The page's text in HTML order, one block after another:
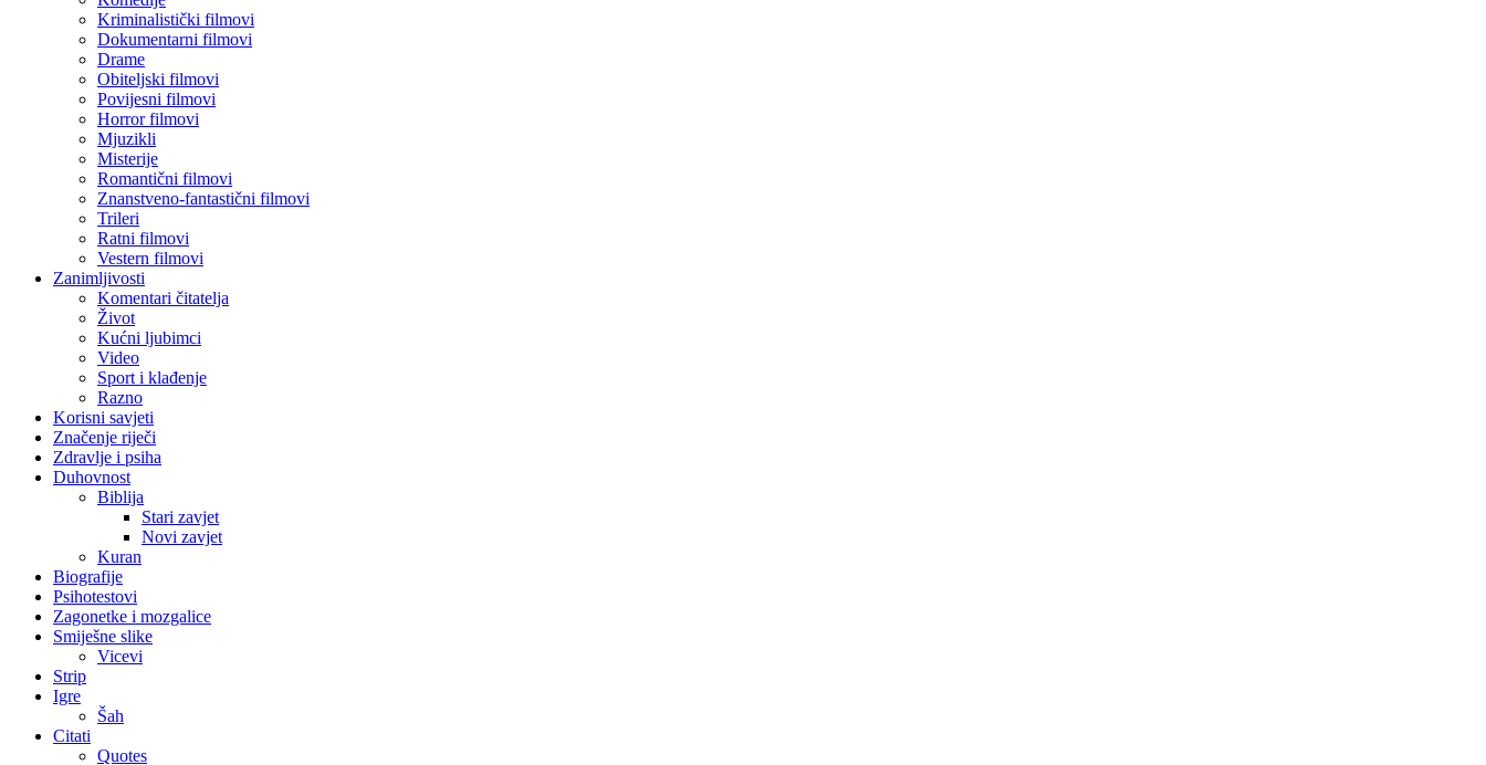
Kriminalistički filmovi
Dokumentarni filmovi
Drame
Obiteljski filmovi
Povijesni filmovi
Horror filmovi
Mjuzikli
Misterije
Romantični filmovi
Znanstveno-fantastični filmovi
Trileri
Ratni filmovi
Vestern filmovi
Zanimljivosti
Komentari čitatelja
Život
Kućni ljubimci
Video
Sport i klađenje
Razno
Korisni savjeti
Značenje riječi
Zdravlje i psiha
Duhovnost
Biblija
Stari zavjet
Novi zavjet
Kuran
Biografije
Psihotestovi
Zagonetke i mozgalice
Smiješne slike
Vicevi
Strip
Igre
Šah
Citati
Quotes